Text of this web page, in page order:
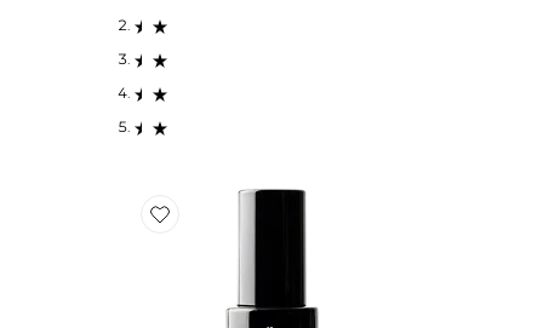
Favorite EAU AUTO-BRONZANTE